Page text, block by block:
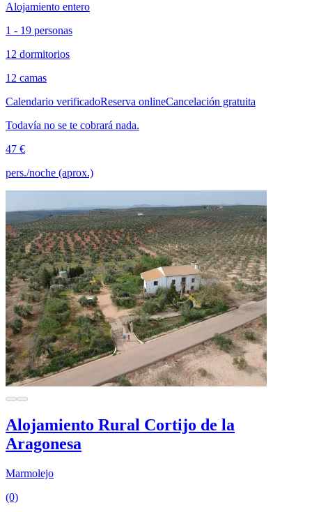
Alojamiento entero
1 - 19 personas
12 dormitorios
12 camas
Calendario verificadoReserva onlineCancelación gratuita
Todavía no se te cobrará nada.
47 €
pers./noche (aprox.)
Alojamiento Rural Cortijo de la
Aragonesa
Marmolejo
(0)